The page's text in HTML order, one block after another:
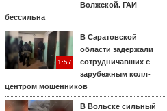
Волжской. ГАИ
бессильна
1:57
В Саратовской
области задержали
сотрудничавших с
зарубежным колл-
центром мошенников
В Вольске сильный